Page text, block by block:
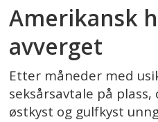
Amerikansk
avverget
Etter måneder med
seksårsavtale på plass,
østkyst og gulfkyst